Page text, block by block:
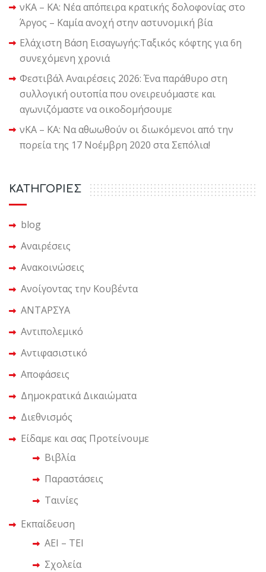
νΚΑ – ΚΑ: Νέα απόπειρα κρατικής δολοφονίας στο
Άργος – Καμία ανοχή στην αστυνομική βία
Ελάχιστη Βάση Εισαγωγής:Ταξικός κόφτης για 6η
συνεχόμενη χρονιά
Φεστιβάλ Αναιρέσεις 2026: Ένα παράθυρο στη
συλλογική ουτοπία που ονειρευόμαστε και
αγωνιζόμαστε να οικοδομήσουμε
νΚΑ – ΚΑ: Να αθωωθούν οι διωκόμενοι από την
πορεία της 17 Νοέμβρη 2020 στα Σεπόλια!
KΑΤΗΓΟΡΙΕΣ
blog
Αναιρέσεις
Ανακοινώσεις
Ανοίγοντας την Κουβέντα
ΑΝΤΑΡΣΥΑ
Αντιπολεμικό
Αντιφασιστικό
Αποφάσεις
Δημοκρατικά Δικαιώματα
Διεθνισμός
Είδαμε και σας Προτείνουμε
Βιβλία
Παραστάσεις
Ταινίες
Εκπαίδευση
ΑΕΙ – ΤΕΙ
Σχολεία